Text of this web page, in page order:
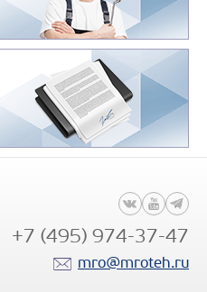
+7 (495) 974-37-47
mro@mroteh.ru